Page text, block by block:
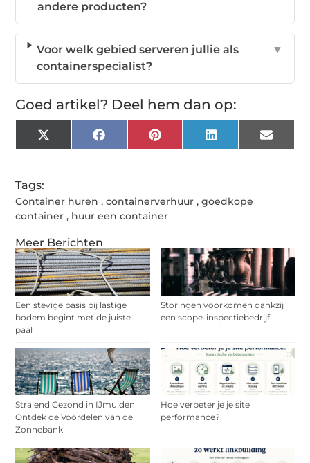
Meer Berichten
Een stevige basis bij lastige
bodem begint met de juiste
paal
Storingen voorkomen dankzij
een scope-inspectiebedrijf
Stralend Gezond in IJmuiden
Ontdek de Voordelen van de
Zonnebank
Hoe verbeter je je site
performance?
andere producten?
Voor welk gebied serveren jullie als
containerspecialist?
▼
Goed artikel? Deel hem dan op:
X
(Twitter)
FacebookPinterestLinkedIn Email
Tags:
Container huren ,containerverhuur ,goedkope
container , huur een container